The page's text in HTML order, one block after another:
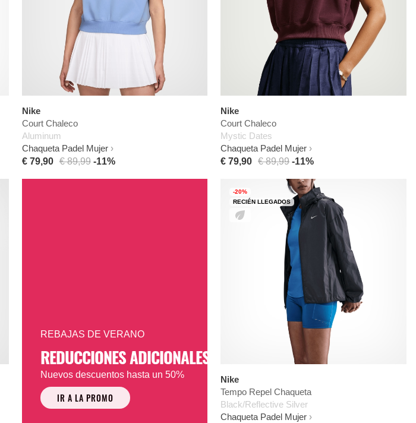
Nike
Court Chaleco
Aluminum
Chaqueta Padel Mujer
€ 79,90 € 89,99-11%
Nike
Court Chaleco
Mystic Dates
Chaqueta Padel Mujer
€ 79,90
€ 89,99-11%
REBAJAS DE VERANO
REDUCCIONES ADICIONALES
Nuevos descuentos hasta un 50%
IR A LA PROMO
-20%
RECIÉN LLEGADOS
Nike
Tempo Repel Chaqueta
Black/Reflective Silver
Chaqueta Padel Mujer